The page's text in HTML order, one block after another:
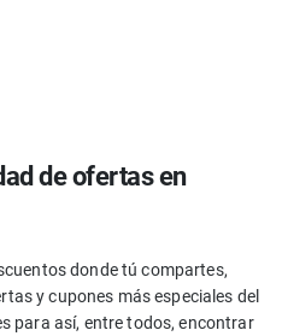
de ofertas en
donde tú compartes,
y cupones más especiales del
para así, entre todos, encontrar